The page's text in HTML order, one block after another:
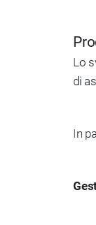
Lo
di
In